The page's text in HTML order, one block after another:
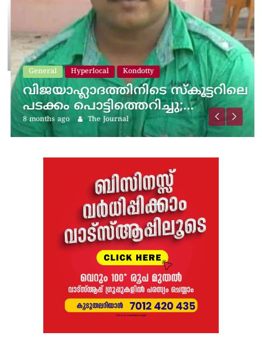
General Hyperlocal Kondotty
വിജയാഹ്ലാദത്തിനിടെ സ്കൂട്ടറിലെ
പടക്കം പൊട്ടിത്തെറിച്ചു;…
8 months ago The Journal